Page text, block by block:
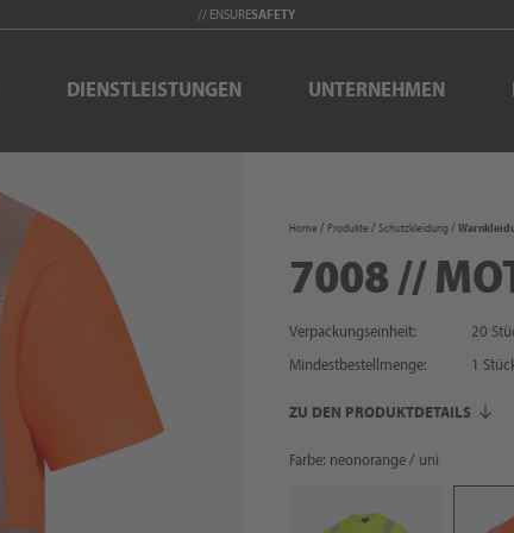
// ENSURESAFETY
DIENSTLEISTUNGEN UNTERNEHMEN
Home Produkte Schutzkleidung
7008 //
Verpackungseinheit:
20
Mindestbestellmenge:
1
ZU DEN PRODUKTDETAILS
Farbe: neonorange / uni